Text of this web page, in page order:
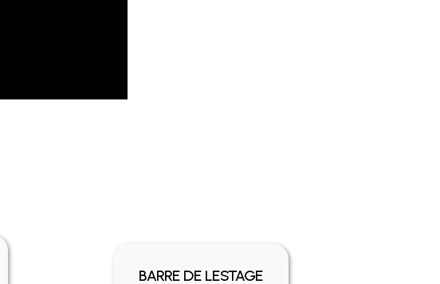
BARRE DE LESTAGE